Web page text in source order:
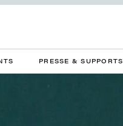
PRESSE & SUPPORTS